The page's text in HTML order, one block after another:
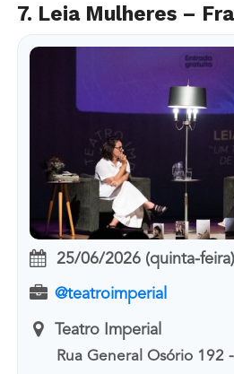
7. Leia Mulheres –
25/06/2026 (quinta-feira)
@teatroimperial
Teatro Imperial
Rua General Osório 192